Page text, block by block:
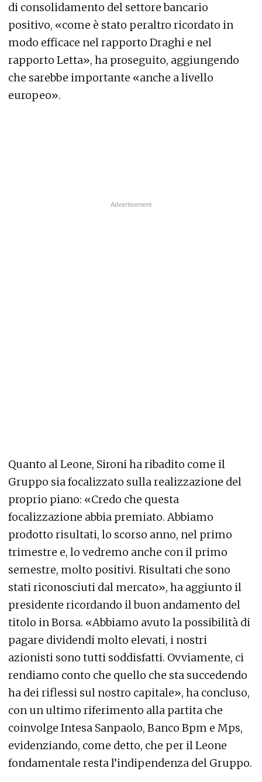
di consolidamento del settore bancario
positivo, «come è stato peraltro ricordato in
modo efficace nel rapporto Draghi e nel
rapporto Letta», ha proseguito, aggiungendo
che sarebbe importante «anche a livello
europeo».
Quanto al Leone, Sironi ha ribadito come il
Gruppo sia focalizzato sulla realizzazione del
proprio piano: «Credo che questa
focalizzazione abbia premiato. Abbiamo
prodotto risultati, lo scorso anno, nel primo
trimestre e, lo vedremo anche con il primo
semestre, molto positivi. Risultati che sono
stati riconosciuti dal mercato», ha aggiunto il
presidente ricordando il buon andamento del
titolo in Borsa. «Abbiamo avuto la possibilità di
pagare dividendi molto elevati, i nostri
azionisti sono tutti soddisfatti. Ovviamente, ci
rendiamo conto che quello che sta succedendo
ha dei riflessi sul nostro capitale», ha concluso,
con un ultimo riferimento alla partita che
coinvolge Intesa Sanpaolo, Banco Bpm e Mps,
evidenziando, come detto, che per il Leone
fondamentale resta l’indipendenza del Gruppo.